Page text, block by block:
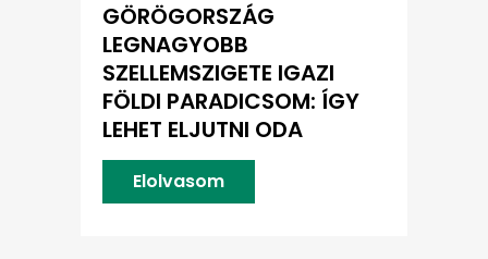
GÖRÖGORSZÁG
LEGNAGYOBB
SZELLEMSZIGETE IGAZI
FÖLDI PARADICSOM: ÍGY
LEHET ELJUTNI ODA
Elolvasom